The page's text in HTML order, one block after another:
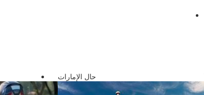
حال الإمارات